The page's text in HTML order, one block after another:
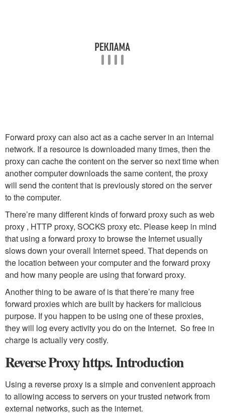
Forward proxy can also act as a cache server in an internal
network. If a resource is downloaded many times, then the
proxy can cache the content on the server so next time when
another computer downloads the same content, the proxy
will send the content that is previously stored on the server
to the computer.
There’re many different kinds of forward proxy such as web
proxy , HTTP proxy, SOCKS proxy etc. Please keep in mind
that using a forward proxy to browse the Internet usually
slows down your overall Internet speed. That depends on
the location between your computer and the forward proxy
and how many people are using that forward proxy.
Another thing to be aware of is that there’re many free
forward proxies which are built by hackers for malicious
purpose. If you happen to be using one of these proxies,
they will log every activity you do on the Internet. So free in
charge is actually very costly.
Reverse Proxy https. Introduction
Using a reverse proxy is a simple and convenient approach
to allowing access to servers on your trusted network from
external networks, such as the internet.